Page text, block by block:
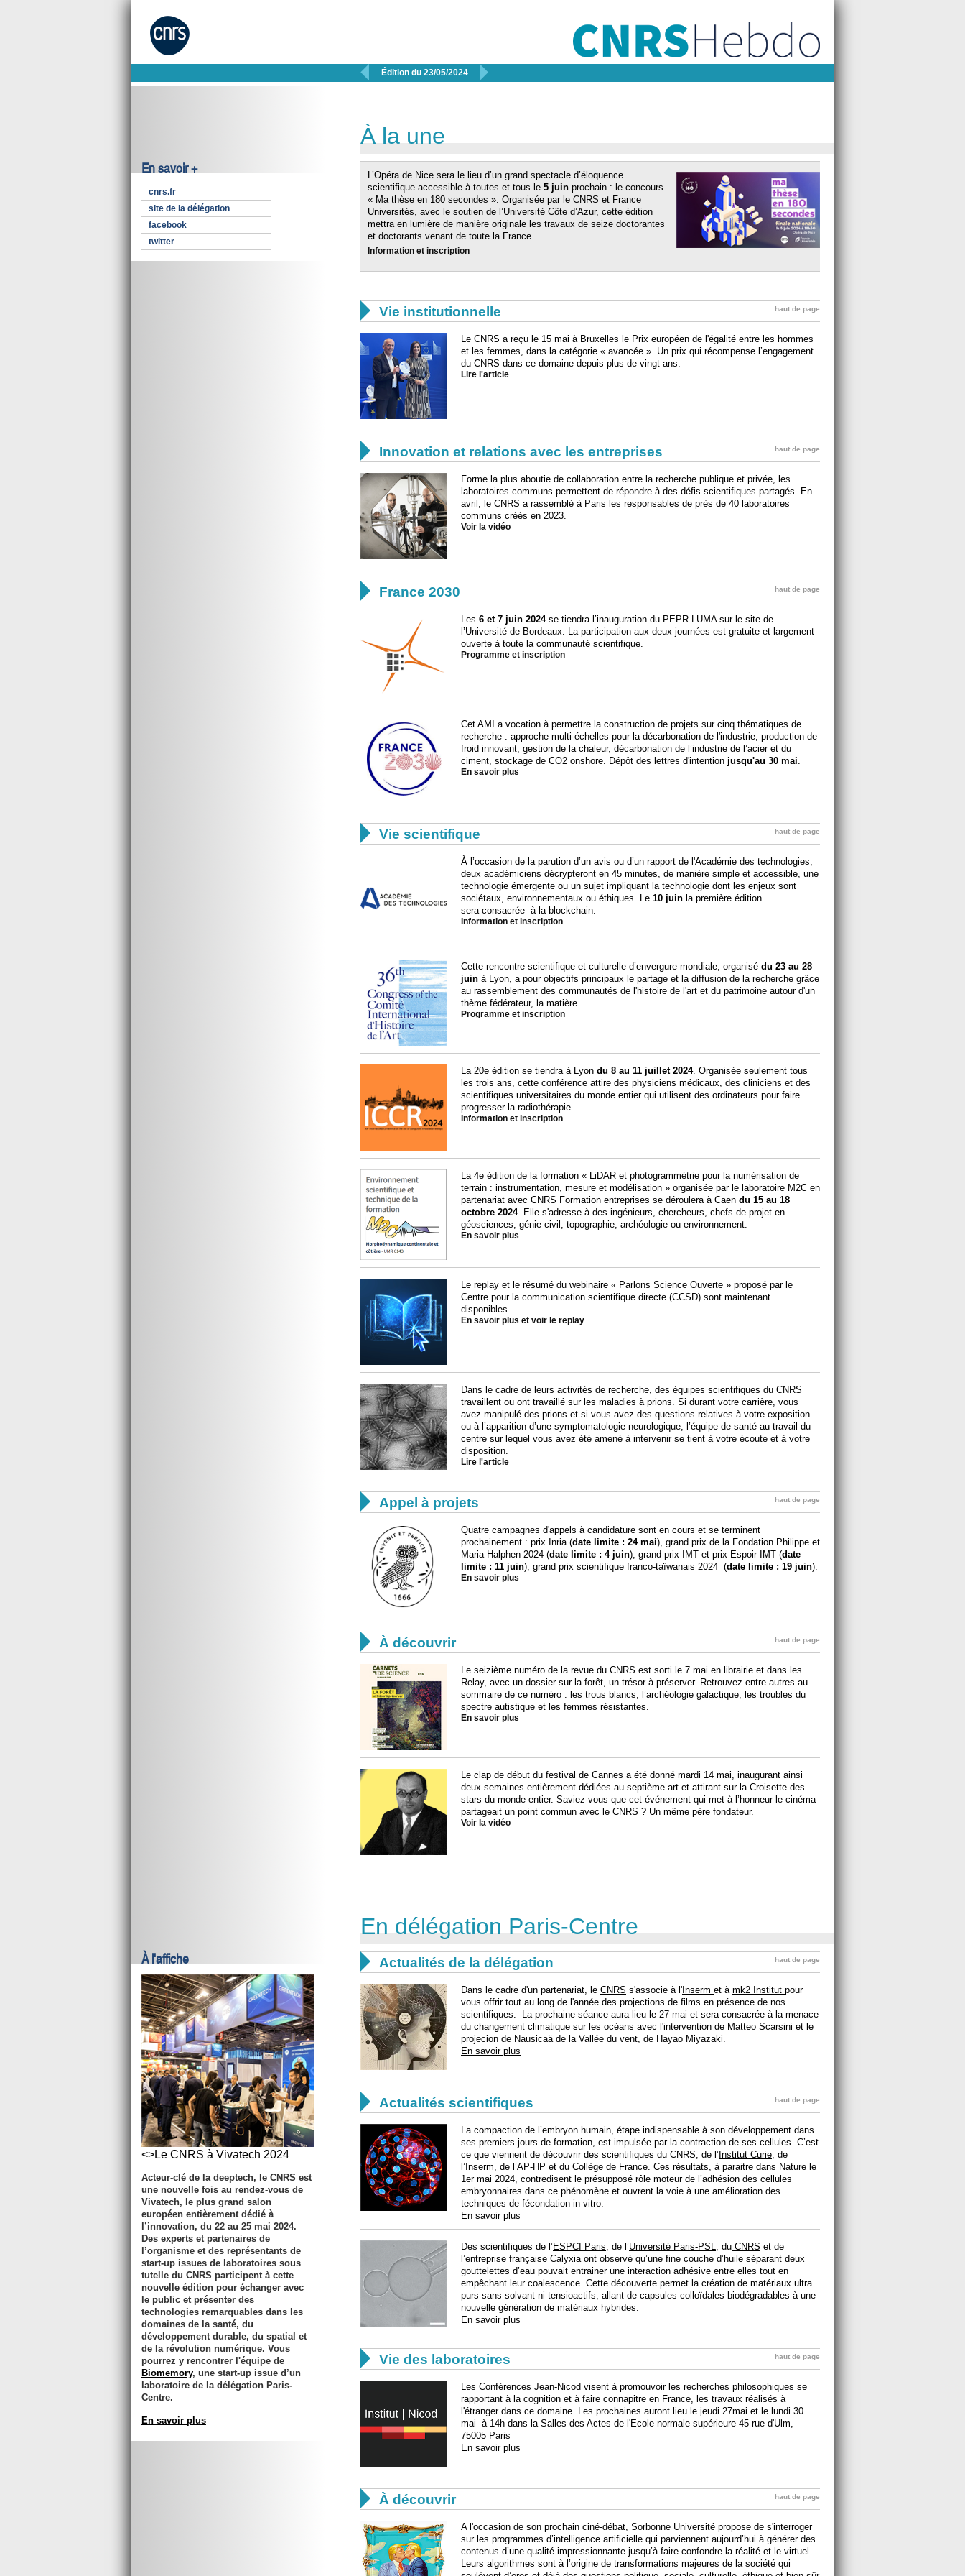
 Édition du 23/05/2024 
En savoir +
cnrs.fr
site de la délégation
facebook
twitter
À la une
L’Opéra de Nice sera le lieu d’un grand spectacle d’éloquence
scientifique accessible à toutes et tous le 5 juin prochain : le concours
« Ma thèse en 180 secondes ». Organisée par le CNRS et France
Universités, avec le soutien de l’Université Côte d’Azur, cette édition
mettra en lumière de manière originale les travaux de seize doctorantes
et doctorants venant de toute la France.
Information et inscription
 Vie institutionnelle haut de page
Le CNRS a reçu le 15 mai à Bruxelles le Prix européen de l'égalité entre les hommes
et les femmes, dans la catégorie « avancée ». Un prix qui récompense l’engagement
du CNRS dans ce domaine depuis plus de vingt ans.
Lire l'article
 Innovation et relations avec les entreprises haut de page
Forme la plus aboutie de collaboration entre la recherche publique et privée, les
laboratoires communs permettent de répondre à des défis scientifiques partagés. En
avril, le CNRS a rassemblé à Paris les responsables de près de 40 laboratoires
communs créés en 2023.
Voir la vidéo
 France 2030 haut de page
Les 6 et 7 juin 2024se tiendra l’inauguration du PEPR LUMA sur le site de
l’Université de Bordeaux. La participation aux deux journées est gratuite et largement
ouverte à toute la communauté scientifique.
Programme et inscription
Cet AMI a vocation à permettre la construction de projets sur cinq thématiques de
recherche : approche multi-échelles pour la décarbonation de l'industrie, production de
froid innovant, gestion de la chaleur, décarbonation de l’industrie de l’acier et du
ciment, stockage de CO2 onshore. Dépôt des lettres d'intention jusqu'au 30 mai.
En savoir plus
 Vie scientifique haut de page
À l’occasion de la parution d’un avis ou d’un rapport de l'Académie des technologies,
deux académiciens décrypteront en 45 minutes, de manière simple et accessible, une
technologie émergente ou un sujet impliquant la technologie dont les enjeux sont
sociétaux, environnementaux ou éthiques. Le 10 juin la première édition
sera consacrée à la blockchain.
Information et inscription
Cette rencontre scientifique et culturelle d’envergure mondiale, organisé du 23 au 28
juin à Lyon, a pour objectifs principaux le partage et la diffusion de la recherche grâce
au rassemblement des communautés de l'histoire de l'art et du patrimoine autour d'un
thème fédérateur, la matière.
Programme et inscription
La 20e édition se tiendra à Lyon du 8 au 11 juillet 2024. Organisée seulement tous
les trois ans, cette conférence attire des physiciens médicaux, des cliniciens et des
scientifiques universitaires du monde entier qui utilisent des ordinateurs pour faire
progresser la radiothérapie.
Information et inscription
La 4e édition de la formation « LiDAR et photogrammétrie pour la numérisation de
terrain : instrumentation, mesure et modélisation » organisée par le laboratoire M2C en
partenariat avec CNRS Formation entreprises se déroulera à Caen du 15 au 18
octobre 2024. Elle s'adresse à des ingénieurs, chercheurs, chefs de projet en
géosciences, génie civil, topographie, archéologie ou environnement.
En savoir plus
Le replay et le résumé du webinaire « Parlons Science Ouverte » proposé par le
Centre pour la communication scientifique directe (CCSD) sont maintenant
disponibles.
En savoir plus et voir le replay
Dans le cadre de leurs activités de recherche, des équipes scientifiques du CNRS
travaillent ou ont travaillé sur les maladies à prions. Si durant votre carrière, vous
avez manipulé des prions et si vous avez des questions relatives à votre exposition
ou à l’apparition d’une symptomatologie neurologique, l’équipe de santé au travail du
centre sur lequel vous avez été amené à intervenir se tient à votre écoute et à votre
disposition.
Lire l'article
 Appel à projets haut de page
Quatre campagnes d'appels à candidature sont en cours et se terminent
prochainement : prix Inria (date limite : 24 mai), grand prix de la Fondation Philippe et
Maria Halphen 2024 (date limite : 4 juin), grand prix IMT et prix Espoir IMT (date
limite : 11 juin), grand prix scientifique franco-taïwanais 2024 (date limite : 19 juin).
En savoir plus
 À découvrir haut de page
Le seizième numéro de la revue du CNRS est sorti le 7 mai en librairie et dans les
Relay, avec un dossier sur la forêt, un trésor à préserver. Retrouvez entre autres au
sommaire de ce numéro : les trous blancs, l’archéologie galactique, les troubles du
spectre autistique et les femmes résistantes.
En savoir plus
Le clap de début du festival de Cannes a été donné mardi 14 mai, inaugurant ainsi
deux semaines entièrement dédiées au septième art et attirant sur la Croisette des
stars du monde entier. Saviez-vous que cet événement qui met à l’honneur le cinéma
partageait un point commun avec le CNRS ? Un même père fondateur.
Voir la vidéo
À l'affiche
<>Le CNRS à Vivatech 2024
Acteur-clé de la deeptech, le CNRS est
une nouvelle fois au rendez-vous de
Vivatech, le plus grand salon
européen entièrement dédié à
l’innovation, du 22 au 25 mai 2024.
Des experts et partenaires de
l’organisme et des représentants de
start-up issues de laboratoires sous
tutelle du CNRS participent à cette
nouvelle édition pour échanger avec
le public et présenter des
technologies remarquables dans les
domaines de la santé, du
développement durable, du spatial et
de la révolution numérique. Vous
pourrez y rencontrer l'équipe de
Biomemory, une start-up issue d’un
laboratoire de la délégation Paris-
Centre.
En savoir plus
En délégation Paris-Centre
 Actualités de la délégation haut de page
Dans le cadre d'un partenariat, le CNRS s'associe à l' Inserm et à mk2 Institut pour
vous offrir tout au long de l'année des projections de films en présence de nos
scientifiques. La prochaine séance aura lieu le 27 mai et sera consacrée à la menace
du changement climatique sur les océans avec l'intervention de Matteo Scarsini et le
projecion de Nausicaä de la Vallée du vent, de Hayao Miyazaki.
En savoir plus
 Actualités scientifiques haut de page
La compaction de l’embryon humain, étape indispensable à son développement dans
ses premiers jours de formation, est impulsée par la contraction de ses cellules. C’est
ce que viennent de découvrir des scientifiques du CNRS, de l’ Institut Curie, de
l’ Inserm, de l’AP-HP et du Collège de France. Ces résultats, à paraitre dans Nature le
1er mai 2024, contredisent le présupposé rôle moteur de l’adhésion des cellules
embryonnaires dans ce phénomène et ouvrent la voie à une amélioration des
techniques de fécondation in vitro.
En savoir plus
Des scientifiques de l’ ESPCI Paris, de l’Université Paris-PSL, du CNRS et de
l’entreprise française Calyxiaont observé qu’une fine couche d’huile séparant deux
gouttelettes d’eau pouvait entrainer une interaction adhésive entre elles tout en
empêchant leur coalescence. Cette découverte permet la création de matériaux ultra
purs sans solvant ni tensioactifs, allant de capsules colloïdales biodégradables à une
nouvelle génération de matériaux hybrides.
En savoir plus
 Vie des laboratoires haut de page
Les Conférences Jean-Nicod visent à promouvoir les recherches philosophiques se
rapportant à la cognition et à faire connapitre en France, les travaux réalisés à
l'étranger dans ce domaine. Les prochaines auront lieu le jeudi 27mai et le lundi 30
mai à 14h dans la Salles des Actes de l'Ecole normale supérieure 45 rue d'Ulm,
75005 Paris
En savoir plus
 À découvrir haut de page
A l'occasion de son prochain ciné-débat, Sorbonne Université propose de s'interroger
sur les programmes d’intelligence artificielle qui parviennent aujourd’hui à générer des
contenus d’une qualité impressionnante jusqu’à faire confondre la réalité et le virtuel.
Leurs algorithmes sont à l’origine de transformations majeures de la société qui